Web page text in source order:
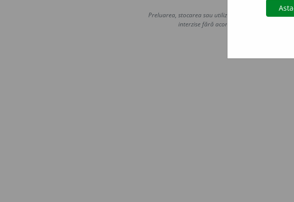
Copyright ©
Preluarea, stocarea sau utilizarea datelor de pe
interzise fără acordul nostru prealabil